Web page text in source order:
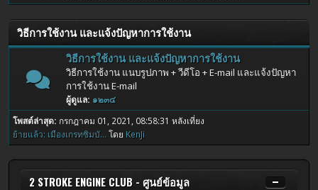
วิธีการใช้งาน และแจ้งปัญหาการใช้งาน
วิธีการใช้งาน และแจ้งปัญหาการใช้งาน
วิธีการใช้งาน แนบรูปภาพ + วีดีโอ + E-mail และแจ้งปัญหา
การใช้งาน E-mail
ผู้ดูแล: ๑๒๓๔
โพสต์ล่าสุด: กรกฎาคม 01, 2021, 08:58:31 หลังเที่ยง
ย้ายแล้ว: เมืองเกรทซิมบั... โดย KenJi
2 STROKE ENGINE CLUB - ศูนย์ข้อมูล